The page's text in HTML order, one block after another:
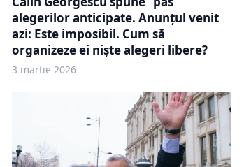
alegerilor anticipate. Anunțul venit
azi: Este imposibil. Cum să
organizeze ei niște alegeri libere?
3 martie 2026